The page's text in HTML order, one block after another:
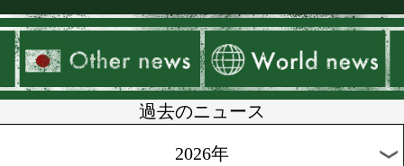
[エアボクシング]2009.8.17
エアボクシングプレ大会